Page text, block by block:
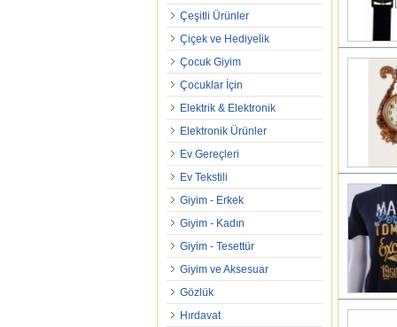
Çeşitli Ürünler
Çiçek ve Hediyelik
Çocuk Giyim
Çocuklar İçin
Elektrik & Elektronik
Elektronik Ürünler
Ev Gereçleri
Ev Tekstili
Giyim - Erkek
Giyim - Kadın
Giyim - Tesettür
Giyim ve Aksesuar
Gözlük
Hırdavat